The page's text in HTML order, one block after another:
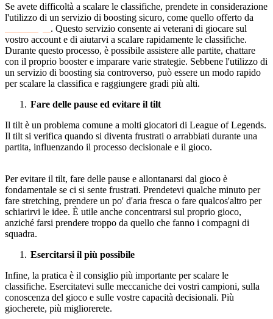
Se avete difficoltà a scalare le classifiche, prendete in considerazione
l'utilizzo di un servizio di boosting sicuro, come quello offerto da
. Questo servizio consente ai veterani di giocare sul
vostro account e di aiutarvi a scalare rapidamente le classifiche.
Durante questo processo, è possibile assistere alle partite, chattare
con il proprio booster e imparare varie strategie. Sebbene l'utilizzo di
un servizio di boosting sia controverso, può essere un modo rapido
per scalare la classifica e raggiungere gradi più alti.
Fare delle pause ed evitare il tilt
Il tilt è un problema comune a molti giocatori di League of Legends.
Il tilt si verifica quando si diventa frustrati o arrabbiati durante una
partita, influenzando il processo decisionale e il gioco.
Per evitare il tilt, fare delle pause e allontanarsi dal gioco è
fondamentale se ci si sente frustrati. Prendetevi qualche minuto per
fare stretching, prendere un po' d'aria fresca o fare qualcos'altro per
schiarirvi le idee. È utile anche concentrarsi sul proprio gioco,
anziché farsi prendere troppo da quello che fanno i compagni di
squadra.
Esercitarsi il più possibile
Infine, la pratica è il consiglio più importante per scalare le
classifiche. Esercitatevi sulle meccaniche dei vostri campioni, sulla
conoscenza del gioco e sulle vostre capacità decisionali. Più
giocherete, più migliorerete.